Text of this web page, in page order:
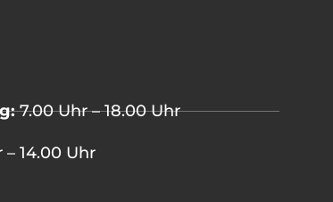
7.00 Uhr – 18.00 Uhr
– 14.00 Uhr